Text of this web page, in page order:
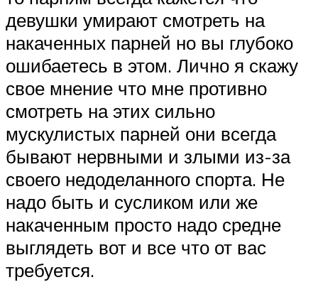
девушки умирают смотреть на
накаченных парней но вы глубоко
ошибаетесь в этом. Лично я скажу
свое мнение что мне противно
смотреть на этих сильно
мускулистых парней они всегда
бывают нервными и злыми из-за
своего недоделанного спорта. Не
надо быть и сусликом или же
накаченным просто надо средне
выглядеть вот и все что от вас
требуется.